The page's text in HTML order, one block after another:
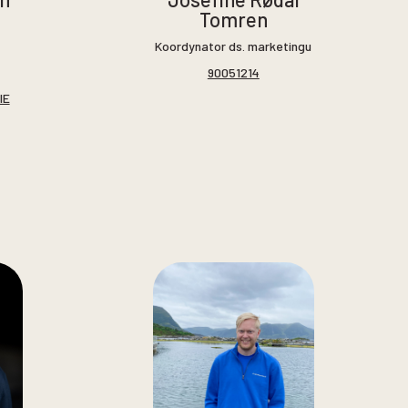
Tomren
Koordynator ds. marketingu
90051214